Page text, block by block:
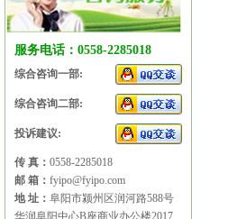
服务电话：0558-2285018
综合咨询一部:
综合咨询二部:
投诉建议:
传 真： 0558-2285018
邮 箱： fyipo@fyipo.com
地 址： 阜阳市颍州区润河路588号
华润阜阳中心B座商业办公楼2017